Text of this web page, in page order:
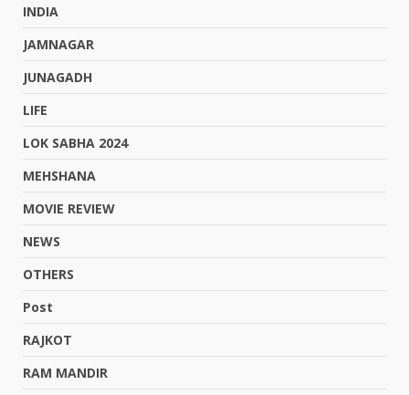
INDIA
JAMNAGAR
JUNAGADH
LIFE
LOK SABHA 2024
MEHSHANA
MOVIE REVIEW
NEWS
OTHERS
Post
RAJKOT
RAM MANDIR